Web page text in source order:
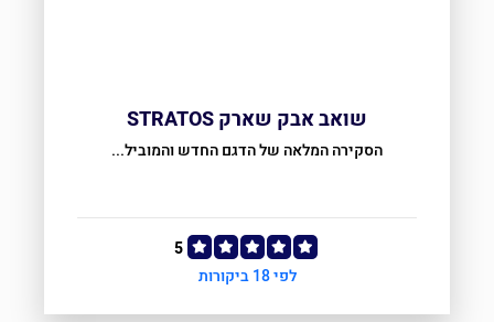
שואב אבק שארק STRATOS
הסקירה המלאה של הדגם החדש והמוביל...
5
לפי 18 ביקורות